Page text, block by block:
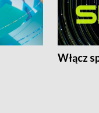
Włącz